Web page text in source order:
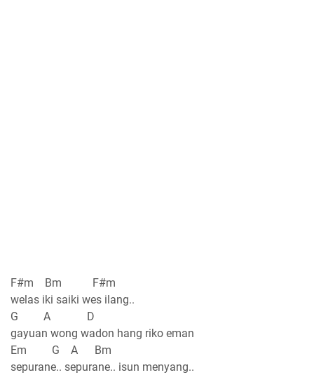
F#m Bm F#m
welas iki saiki wes ilang..
G A D
gayuan wong wadon hang riko eman
Em G A Bm
sepurane.. sepurane.. isun menyang..